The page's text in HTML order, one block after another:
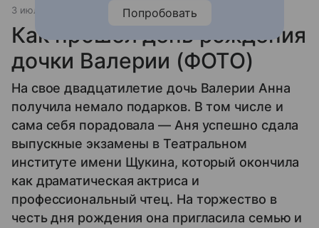
3 июля 2013 Светская жизнь
Как прошел день рождения
дочки Валерии (ФОТО)
На свое двадцатилетие дочь Валерии Анна
получила немало подарков. В том числе и
сама себя порадовала — Аня успешно сдала
выпускные экзамены в Театральном
институте имени Щукина, который окончила
как драматическая актриса и
профессиональный чтец. На торжество в
честь дня рождения она пригласила семью и
Попробовать